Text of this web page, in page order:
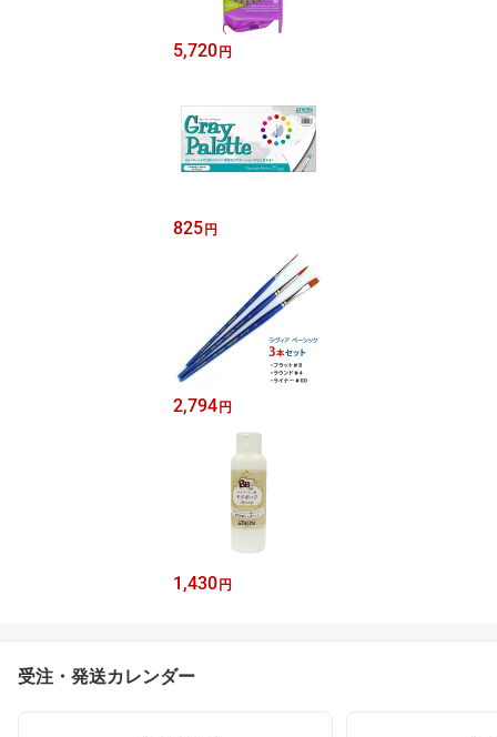
5,720 円
825 円
2,794 円
1,430 円
受注・発送カレンダー